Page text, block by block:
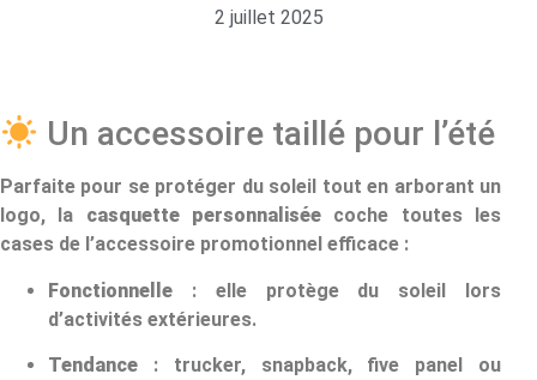
2 juillet 2025
Un accessoire taillé pour l’été
Parfaite pour se protéger du soleil tout en arborant un
logo, la casquette personnalisée coche toutes les
cases de l’accessoire promotionnel efficace :
Fonctionnelle : elle protège du soleil lors
d’activités extérieures.
Tendance : trucker, snapback, five panel ou